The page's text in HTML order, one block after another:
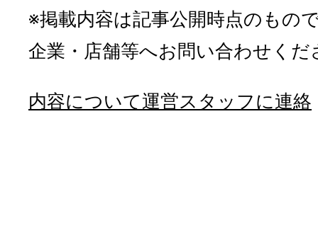
※掲載内容は記事公開時点のもの
企業・店舗等へお問い合わせくだ
内容について運営スタッフに連絡